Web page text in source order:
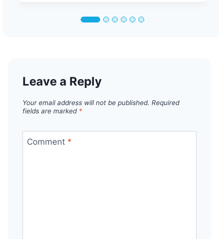
Leave a Reply
Your email address will not be published. Required
fields are marked *
Comment *